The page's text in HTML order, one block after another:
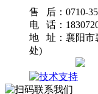
售 后：0710-
电 话：
地 址：襄阳市
处)